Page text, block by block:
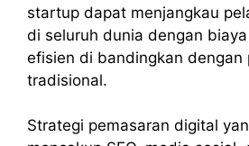
startup dapat menjangkau
di seluruh dunia dengan
efisien di bandingkan dengan
tradisional.
Strategi pemasaran digital